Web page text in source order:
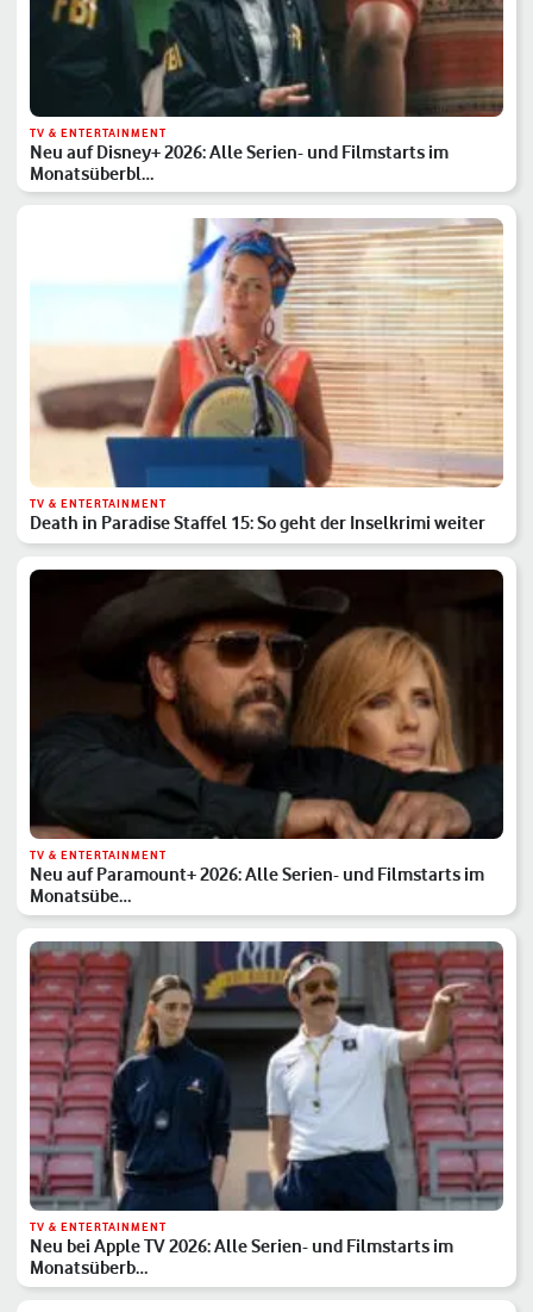
TV & ENTERTAINMENT
Neu auf Disney+ 2026: Alle Serien- und Filmstarts im
Monatsüberbl…
TV & ENTERTAINMENT
Death in Paradise Staffel 15: So geht der Inselkrimi weiter
TV & ENTERTAINMENT
Neu auf Paramount+ 2026: Alle Serien- und Filmstarts im
Monatsübe…
TV & ENTERTAINMENT
Neu bei Apple TV 2026: Alle Serien- und Filmstarts im
Monatsüberb…